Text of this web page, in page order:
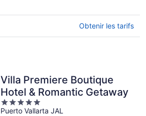
Obtenir les tarifs
Villa Premiere Boutique
Hotel & Romantic Getaway
5
out
Puerto Vallarta JAL